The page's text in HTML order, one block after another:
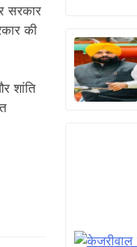
सरकार
की
शांति